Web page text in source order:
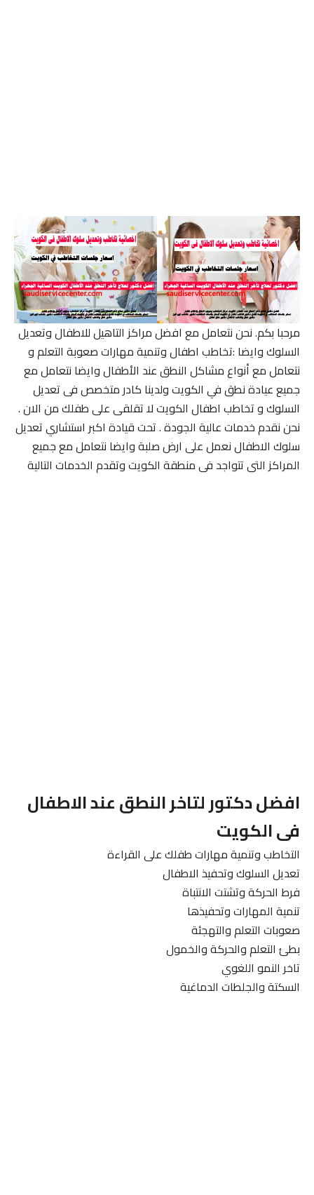
مرحبا بكم. نحن نتعامل مع افضل مراكز التاهيل للاطفال وتعديل
السلوك وايضا :تخاطب اطفال وتنمية مهارات صعوبة التعلم و
نتعامل مع أنواع مشاكل النطق عند الأطفال وايضا نتعامل مع
جميع عيادة نطق في الكويت ولدينا كادر متخصص فى تعديل
السلوك و تخاطب اطفال الكويت لا تقلقى على طفلك من الان .
نحن نقدم خدمات عالية الجودة . تحت قيادة اكبر استشاري تعديل
سلوك الاطفال نعمل على ارض صلبة وايضا نتعامل مع جميع
المراكز التى تتواجد فى منطقة الكويت وتقدم الخدمات التالية
افضل دكتور لتاخر النطق عند الاطفال
فى الكويت
التخاطب وتنمية مهارات طفلك على القراءة
تعديل السلوك وتحفيذ الاطفال
فرط الحركة وتشتت الانتباة
تنمية المهارات وتحفيذها
صعوبات التعلم والتهجئة
بطئ التعلم والحركة والخمول
تاخر النمو اللغوي
السكتة والجلطات الدماغية